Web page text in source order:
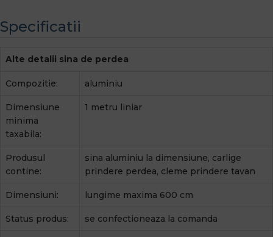
Specificatii
Alte detalii sina de perdea
Compozitie: aluminiu
Dimensiune
minima
taxabila:
1 metru liniar
Produsul
contine:
sina aluminiu la dimensiune, carlige
prindere perdea, cleme prindere tavan
Dimensiuni: lungime maxima 600 cm
Status produs: se confectioneaza la comanda